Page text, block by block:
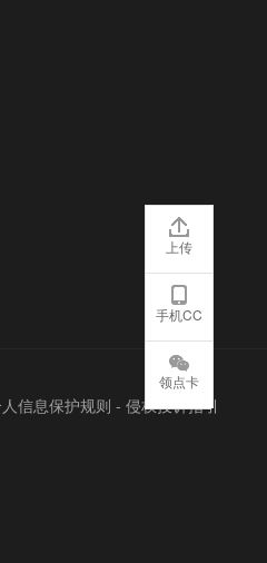
信息保护规则 - 侵权投诉指引
上传
手机CC
领点卡